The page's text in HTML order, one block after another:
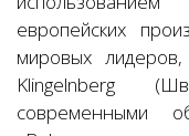
европейских
мировых
Klingelnberg
современными